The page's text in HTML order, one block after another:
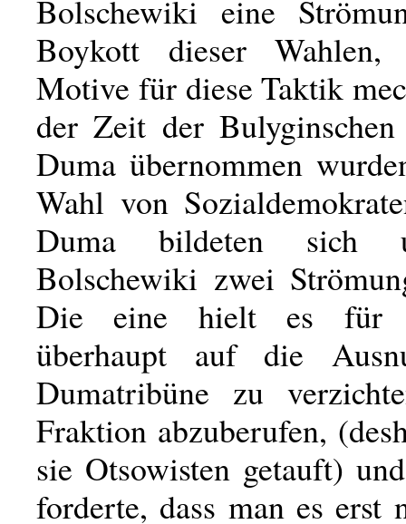
Bolschewiki eine
Boykott dieser
Motive für diese Taktik
der Zeit der
Duma übernommen
Wahl von
Duma bildeten sich
Bolschewiki zwei
Die eine hielt es für
überhaupt auf die
Dumatribüne zu
Fraktion abzuberufen,
sie Otsowisten getauft)
forderte, dass man es erst